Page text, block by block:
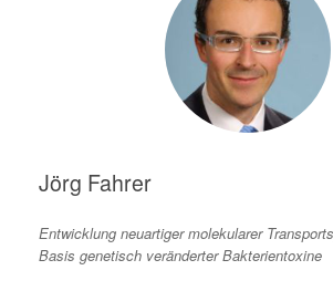
Jörg Fahrer
Entwicklung neuartiger molekularer
Basis genetisch veränderter Bakterientoxine